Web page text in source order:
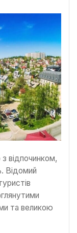
відпочинком,
Відомий
та великою